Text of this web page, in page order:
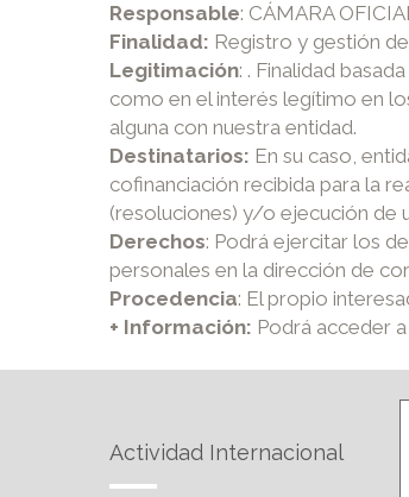
Responsable: CÁMARA
Finalidad: Registro y gestión
Legitimación: . Finalidad
como en el interés legítimo en
alguna con nuestra entidad.
Destinatarios: En su caso,
cofinanciación recibida para la
(resoluciones) y/o ejecución de
Derechos: Podrá ejercitar los
personales en la dirección de
Procedencia: El propio
+ Información: Podrá acceder
Actividad Internacional